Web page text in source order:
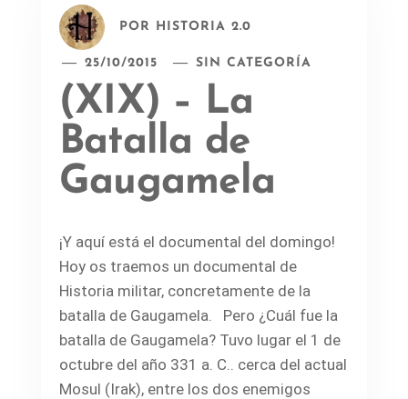
POR HISTORIA 2.0
25/10/2015 SIN CATEGORÍA
(XIX) – La
Batalla de
Gaugamela
¡Y aquí está el documental del domingo!
Hoy os traemos un documental de
Historia militar, concretamente de la
batalla de Gaugamela. Pero ¿Cuál fue la
batalla de Gaugamela? Tuvo lugar el 1 de
octubre del año 331 a. C.. cerca del actual
Mosul (Irak), entre los dos enemigos